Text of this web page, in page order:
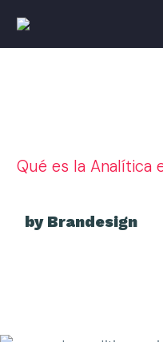
Qué es la Analítica
by Brandesign